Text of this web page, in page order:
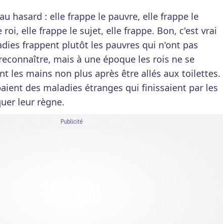
hasard : elle frappe le pauvre, elle frappe le
roi, elle frappe le sujet, elle frappe. Bon, c'est vrai
frappent plutôt les pauvres qui n'ont pas
mais à une époque les rois ne se
les mains non plus après être allés aux toilettes.
des maladies étranges qui finissaient par les
leur règne.
Publicité